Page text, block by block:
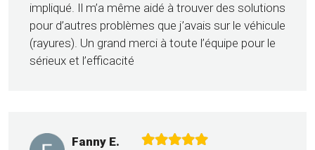
impliqué. Il m’a même aidé à trouver des solutions
pour d’autres problèmes que j’avais sur le véhicule
(rayures). Un grand merci à toute l’équipe pour le
sérieux et l’efficacité
Fanny E.